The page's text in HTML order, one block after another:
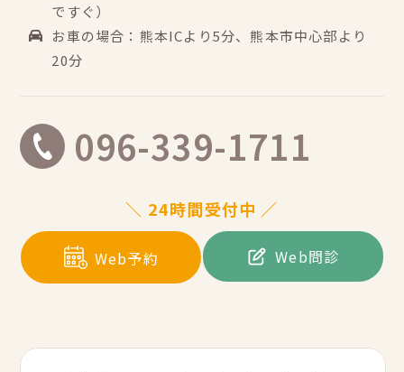
ですぐ）
お車の場合：熊本ICより5分、熊本市中心部より
20分
096-339-1711
＼ 24時間受付中 ／
Web予約 Web問診